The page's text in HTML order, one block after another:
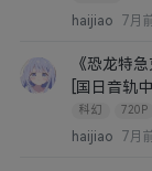
haijiao 7月
《恐龙特
[国日音轨
科幻
720P
haijiao 7月